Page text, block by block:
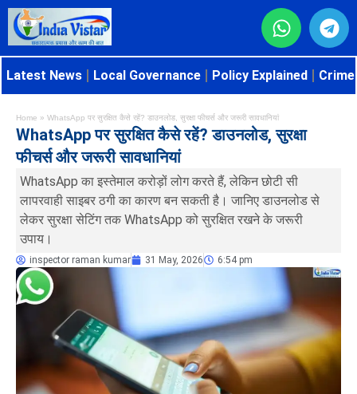
Latest News Local Governance Policy Explained
Home » WhatsApp पर सुरक्षित कैसे रहें? डाउनलोड, सुरक्षा फीचर्स और जरूरी सावधानियां
WhatsApp पर सुरक्षित कैसे रहें? डाउनलोड, सुरक्षा
फीचर्स और जरूरी सावधानियां
WhatsApp का इस्तेमाल करोड़ों लोग करते हैं, लेकिन छोटी सी
लापरवाही साइबर ठगी का कारण बन सकती है। जानिए डाउनलोड से
लेकर सुरक्षा सेटिंग तक WhatsApp को सुरक्षित रखने के जरूरी
उपाय।
inspector raman kumar 31 May, 2026 6:54 pm